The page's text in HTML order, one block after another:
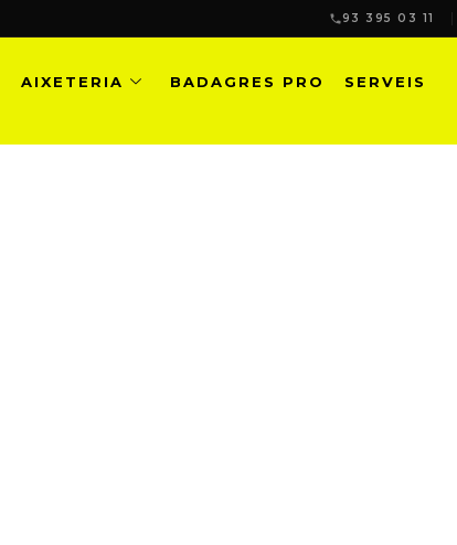
93 395 03 11
AIXETERIA BADAGRES PRO SERVEIS